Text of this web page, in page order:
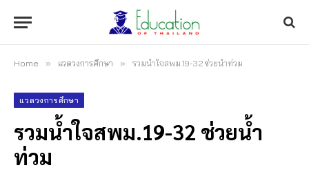
Home » แวดวงการศึกษา » รวมน้ำใจสพม.19-32 ช่วยน้ำท่วม
แวดวงการศึกษา
รวมน้ำใจสพม.19-32 ช่วยน้ำ
ท่วม